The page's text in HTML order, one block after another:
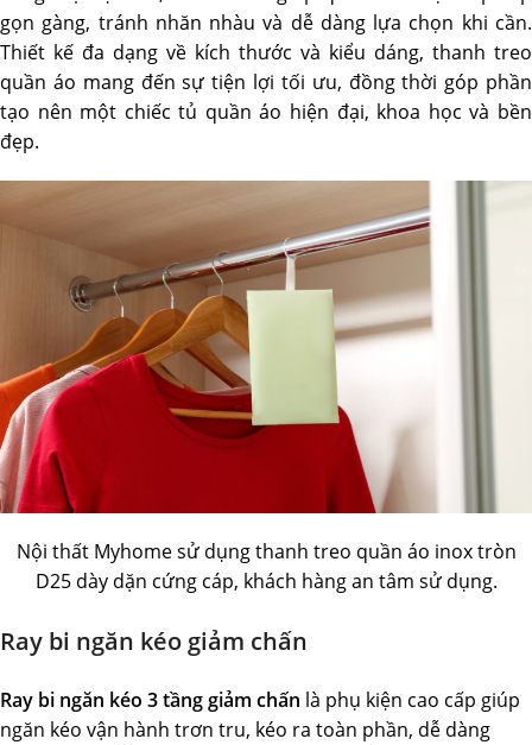
gọn gàng, tránh nhăn nhàu và dễ dàng lựa chọn khi cần.
Thiết kế đa dạng về kích thước và kiểu dáng, thanh treo
quần áo mang đến sự tiện lợi tối ưu, đồng thời góp phần
tạo nên một chiếc tủ quần áo hiện đại, khoa học và bền
đẹp.
Nội thất Myhome sử dụng thanh treo quần áo inox tròn
D25 dày dặn cứng cáp, khách hàng an tâm sử dụng.
Ray bi ngăn kéo giảm chấn
Ray bi ngăn kéo 3 tầng giảm chấn là phụ kiện cao cấp giúp
ngăn kéo vận hành trơn tru, kéo ra toàn phần, dễ dàng